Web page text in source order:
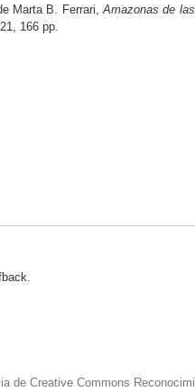
Marta B. Ferrari,Amazonas de
166 pp.
de Creative Commons